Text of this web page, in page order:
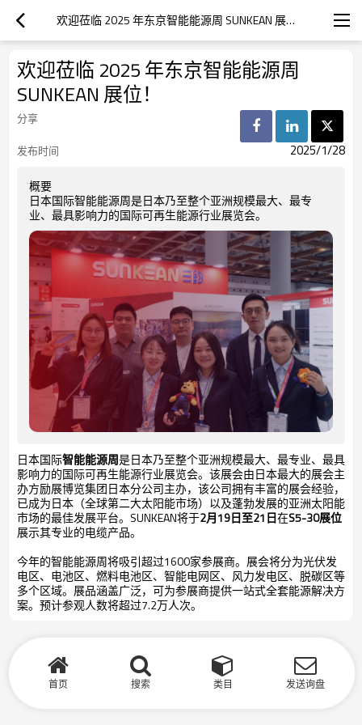
欢迎莅临 2025 年东京智能能源周 SUNKEAN 展位！
欢迎莅临 2025 年东京智能能源周
SUNKEAN 展位！
分享
发布时间
2025/1/28
概要
日本国际智能能源周是日本乃至整个亚洲规模最大、最专
业、最具影响力的国际可再生能源行业展览会。
日本国际智能能源周是日本乃至整个亚洲规模最大、最专业、最具
影响力的国际可再生能源行业展览会。该展会由日本最大的展会主
办方励展博览集团日本分公司主办，该公司拥有丰富的展会经验，
已成为日本（全球第二大太阳能市场）以及蓬勃发展的亚洲太阳能
市场的最佳发展平台。SUNKEAN将于2月19日至21日在S5-30展位
展示其专业的电缆产品。
今年的智能能源周将吸引超过1600家参展商。展会将分为光伏发
电区、电池区、燃料电池区、智能电网区、风力发电区、脱碳区等
多个区域。展品涵盖广泛，可为参展商提供一站式全套能源解决方
案。预计参观人数将超过7.2万人次。
首页 搜索 类目 发送询盘